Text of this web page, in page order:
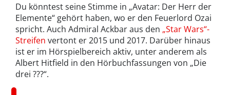
Du könntest seine Stimme in „Avatar: Der Herr der
Elemente“ gehört haben, wo er den Feuerlord Ozai
spricht. Auch Admiral Ackbar aus den „Star Wars“-
Streifen vertont er 2015 und 2017. Darüber hinaus
ist er im Hörspielbereich aktiv, unter anderem als
Albert Hitfield in den Hörbuchfassungen von „Die
drei ???“.